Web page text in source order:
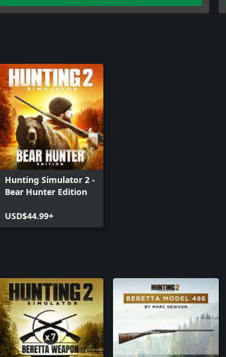
Hunting Simulator 2 - Bear Hunter Pack Xbox
Hunting Simulator 2 -
Bear Hunter Edition
USD$44.99+